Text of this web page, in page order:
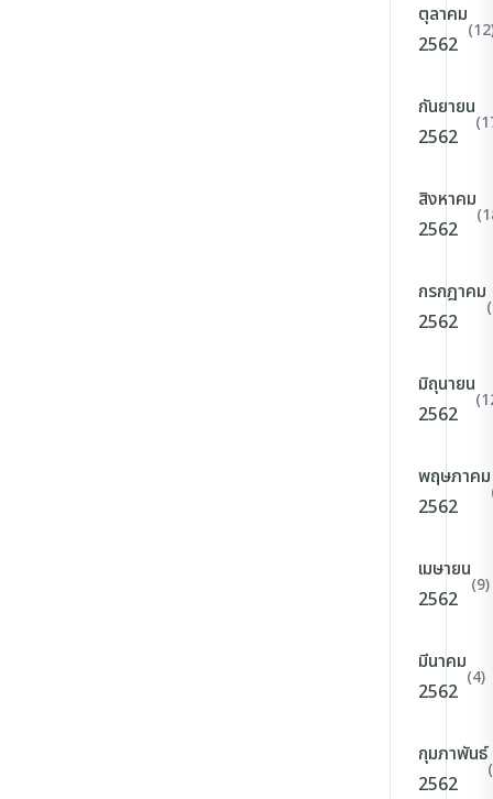
ตุลาคม
2562
กันยายน
2562
สิงหาคม
2562
กรกฎาคม
2562
มิถุนายน
2562
พฤษภาคม
2562
เมษายน
2562
(9)
มีนาคม
2562
(4)
กุมภาพันธ์
2562